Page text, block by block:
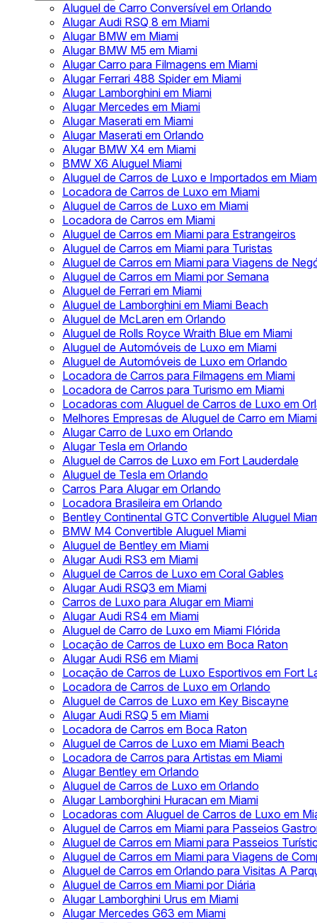
Aluguel de Carro Conversível em Orlando
Alugar Audi RSQ 8 em Miami
Alugar BMW em Miami
Alugar BMW M5 em Miami
Alugar Carro para Filmagens em Miami
Alugar Ferrari 488 Spider em Miami
Alugar Lamborghini em Miami
Alugar Mercedes em Miami
Alugar Maserati em Miami
Alugar Maserati em Orlando
Alugar BMW X4 em Miami
BMW X6 Aluguel Miami
Aluguel de Carros de Luxo e Importados em
Locadora de Carros de Luxo em Miami
Aluguel de Carros de Luxo em Miami
Locadora de Carros em Miami
Aluguel de Carros em Miami para Estrangeiros
Aluguel de Carros em Miami para Turistas
Aluguel de Carros em Miami para Viagens de
Aluguel de Carros em Miami por Semana
Aluguel de Ferrari em Miami
Aluguel de Lamborghini em Miami Beach
Aluguel de McLaren em Orlando
Aluguel de Rolls Royce Wraith Blue em Miami
Aluguel de Automóveis de Luxo em Miami
Aluguel de Automóveis de Luxo em Orlando
Locadora de Carros para Filmagens em Miami
Locadora de Carros para Turismo em Miami
Locadoras com Aluguel de Carros de Luxo em
Melhores Empresas de Aluguel de Carro em Miami
Alugar Carro de Luxo em Orlando
Alugar Tesla em Orlando
Aluguel de Carros de Luxo em Fort Lauderdale
Aluguel de Tesla em Orlando
Carros Para Alugar em Orlando
Locadora Brasileira em Orlando
Bentley Continental GTC Convertible Aluguel
BMW M4 Convertible Aluguel Miami
Aluguel de Bentley em Miami
Alugar Audi RS3 em Miami
Aluguel de Carros de Luxo em Coral Gables
Alugar Audi RSQ3 em Miami
Carros de Luxo para Alugar em Miami
Alugar Audi RS4 em Miami
Aluguel de Carro de Luxo em Miami Flórida
Locação de Carros de Luxo em Boca Raton
Alugar Audi RS6 em Miami
Locação de Carros de Luxo Esportivos em Fort
Locadora de Carros de Luxo em Orlando
Aluguel de Carros de Luxo em Key Biscayne
Alugar Audi RSQ 5 em Miami
Locadora de Carros em Boca Raton
Aluguel de Carros de Luxo em Miami Beach
Locadora de Carros para Artistas em Miami
Alugar Bentley em Orlando
Aluguel de Carros de Luxo em Orlando
Alugar Lamborghini Huracan em Miami
Locadoras com Aluguel de Carros de Luxo em
Aluguel de Carros em Miami para Passeios
Aluguel de Carros em Miami para Passeios
Aluguel de Carros em Miami para Viagens de
Aluguel de Carros em Orlando para Visitas A
Aluguel de Carros em Miami por Diária
Alugar Lamborghini Urus em Miami
Alugar Mercedes G63 em Miami